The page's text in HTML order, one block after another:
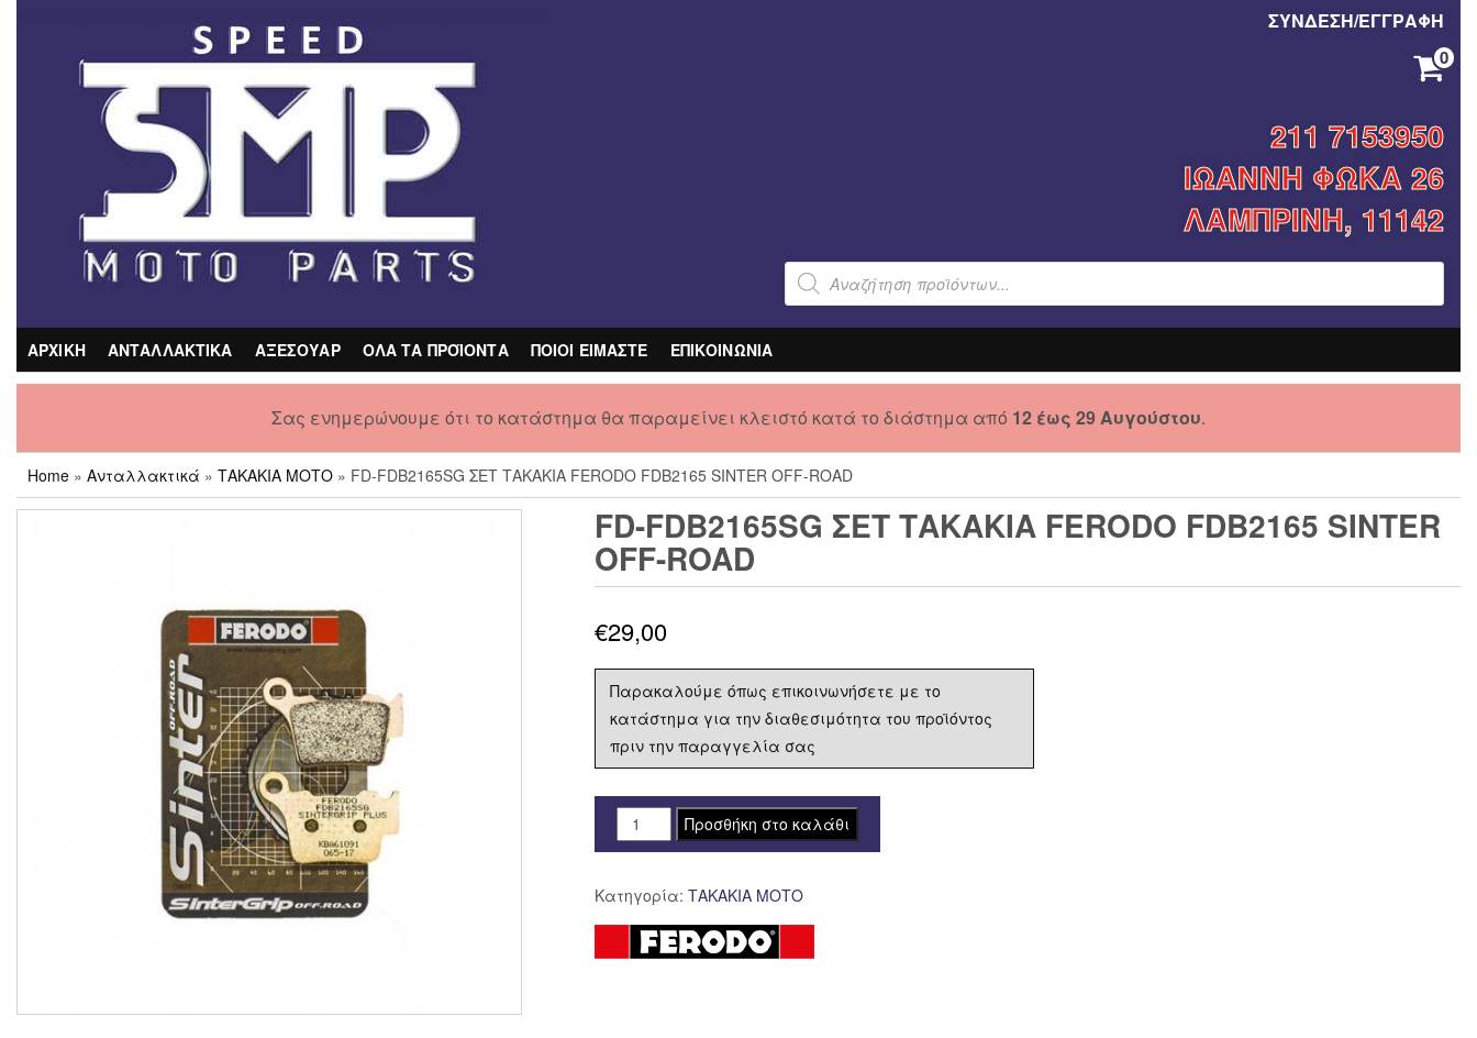
ΣΥΝΔΕΣΗ/ΕΓΓΡΑΦΗ
0
211 7153950
ΙΩΑΝΝΗ ΦΩΚΑ 26
ΛΑΜΠΡΙΝΗ, 11142
Products
search
ΑΡΧΙΚΗ ΑΝΤΑΛΛΑΚΤΙΚΑ ΑΞΕΣΟΥΑΡ ΟΛΑ ΤΑ ΠΡΟΪΟΝΤΑ ΠΟΙΟΙ ΕΙΜΑΣΤΕ ΕΠΙΚΟΙΝΩΝΙΑ
Σας ενημερώνουμε ότι το κατάστημα θα παραμείνει κλειστό κατά το διάστημα από 12 έως 29 Αυγούστου.
Home » Ανταλλακτικά » ΤΑΚΑΚΙΑ ΜΟΤΟ » FD-FDB2165SG ΣΕΤ ΤΑΚΑΚΙΑ FERODO FDB2165 SINTER OFF-ROAD
FD-FDB2165SG ΣΕΤ ΤΑΚΑΚΙΑ FERODO FDB2165 SINTER
OFF-ROAD
€29,00
Παρακαλούμε όπως επικοινωνήσετε με το
κατάστημα για την διαθεσιμότητα του προϊόντος
πριν την παραγγελία σας
FD-
FDB2165SG
ΤΑΚΑΚΙΑ
FERODO
FDB2165
Προσθήκη στο καλάθι
Κατηγορία: ΤΑΚΑΚΙΑ ΜΟΤΟ